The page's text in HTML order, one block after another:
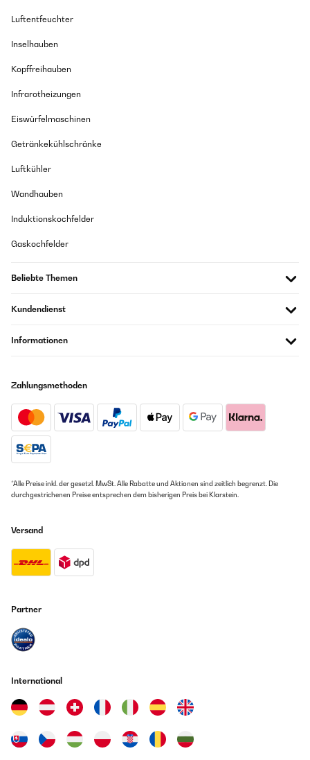
Amazon Benutzer – Bewertung durch Chal-Tec GmbH nicht
eigenständig überprüft
Als Geschenk gekauft Kam gut an Lustiges Spiel
Amazon Benutzer – Bewertung durch Chal-Tec GmbH nicht
Hab dieses Spiel für einen lustigen Spieleabend mit Freunden bestellt.
kann das Spiel mehr oder weniger beeinflusst werden. Hier sind den
Amazon Benutzer – Bewertung durch Chal-Tec GmbH nicht
eigenständig überprüft
Kartenspiel für Trinkspiel, Karten wiederholen sich, dadurch wird es
schnell langweilig, manche Karten sind eher unverständlich.Cover des
waren aber unkompliziert und sehr gut.
Amazon Benutzer – Bewertung durch Chal-Tec GmbH nicht
eigenständig überprüft
Das Spiel hat uns den Silvesterabend gerettet. Es war richtig lustig und
die Zeit ist schnell vergangen. Kann das Spiel gerne weiterempfehlen.
Das Spiel sorgt für Auflockerung in der Runde und Gespräche. Mir
persönlich waren die ,,trinke wenn....,, zu einfach gestaltet ,hätte es
Luftentfeuchter
Inselhauben
Kopffreihauben
Infrarotheizungen
Eiswürfelmaschinen
Getränkekühlschränke
Luftkühler
Wandhauben
Induktionskochfelder
Gaskochfelder
Beliebte Themen
Kundendienst
Informationen
Zahlungsmethoden
*Alle Preise inkl. der gesetzl. MwSt. Alle Rabatte und Aktionen sind zeitlich begrenzt. Die
durchgestrichenen Preise entsprechen dem bisherigen Preis bei Klarstein.
Versand
Partner
International